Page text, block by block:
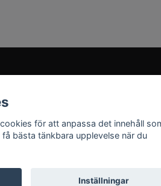
YouTube
för att anpassa det innehåll
bästa tänkbara upplevelse när du
Inställningar